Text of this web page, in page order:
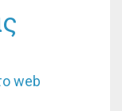
web